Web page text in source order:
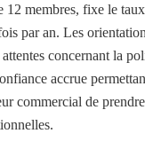
12 membres, fixe le
par an. Les
concernant la
accrue
commercial de